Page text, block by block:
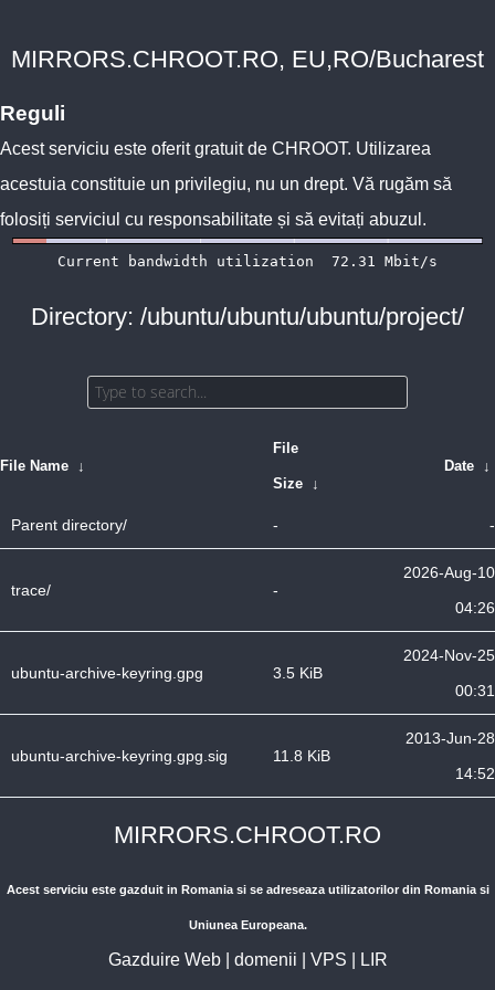
MIRRORS.CHROOT.RO, EU,RO/Bucharest
Reguli
Acest serviciu este oferit gratuit de CHROOT. Utilizarea
acestuia constituie un privilegiu, nu un drept. Vă rugăm să
folosiți serviciul cu responsabilitate și să evitați abuzul.
Directory: /ubuntu/ubuntu/ubuntu/project/
File Name ↓
File
Size ↓
Date ↓
Parent directory/ - -
trace/ -
2026-Aug-10
04:26
ubuntu-archive-keyring.gpg 3.5 KiB
2024-Nov-25
00:31
ubuntu-archive-keyring.gpg.sig 11.8 KiB
2013-Jun-28
14:52
MIRRORS.CHROOT.RO
Acest serviciu este gazduit in Romania si se adreseaza utilizatorilor din Romania si
Uniunea Europeana.
Gazduire Web| domenii VPS LIR